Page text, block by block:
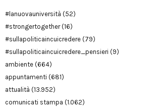
#lanuovauniversità (52)
#strongertogether(16)
#sullapoliticaincuicredere (79)
#sullapoliticaincuicredere_pensieri (9)
ambiente (664)
appuntamenti (681)
attualità (13.952)
comunicati stampa (1.062)